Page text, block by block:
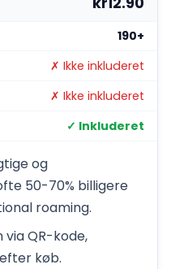
190+
✗ Ikke inkluderet
✗ Ikke inkluderet
✓ Inkluderet
og
50-70% billigere
roaming.
QR-kode,
køb.